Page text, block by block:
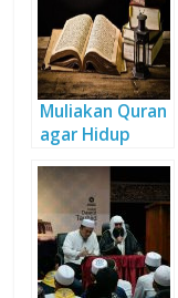
Muliakan Quran
agar Hidup